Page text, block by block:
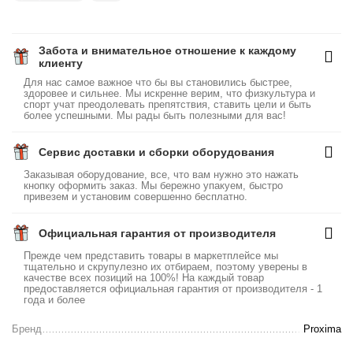
Забота и внимательное отношение к каждому
клиенту
Для нас самое важное что бы вы становились быстрее,
здоровее и сильнее. Мы искренне верим, что физкультура и
спорт учат преодолевать препятствия, ставить цели и быть
более успешными. Мы рады быть полезными для вас!
Сервис доставки и сборки оборудования
Заказывая оборудование, все, что вам нужно это нажать
кнопку оформить заказ. Мы бережно упакуем, быстро
привезем и установим совершенно бесплатно.
Официальная гарантия от производителя
Прежде чем представить товары в маркетплейсе мы
тщательно и скрупулезно их отбираем, поэтому уверены в
качестве всех позиций на 100%! На каждый товар
предоставляется официальная гарантия от производителя - 1
года и более
Бренд Proxima